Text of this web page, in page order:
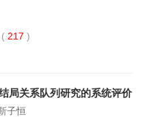
217 )
局关系队列研究的系统评价
子恒